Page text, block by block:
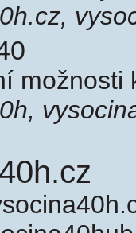
možnosti